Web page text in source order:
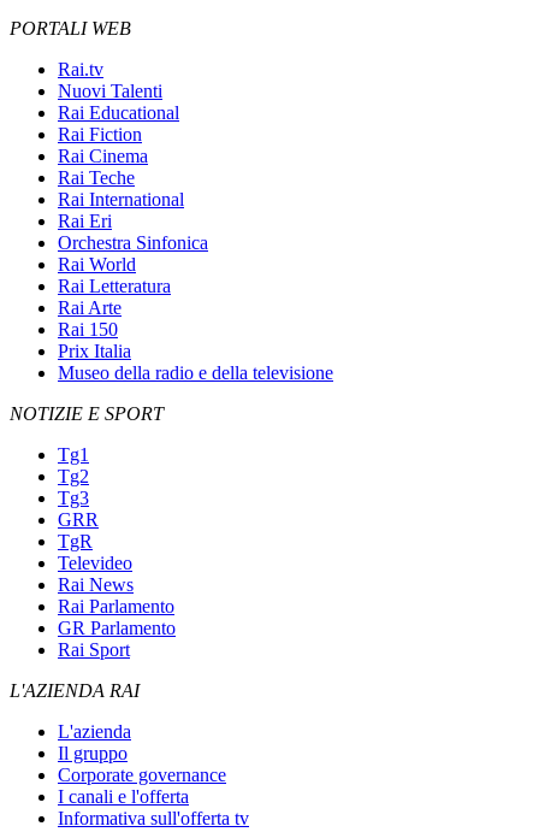
PORTALI WEB
Rai.tv
Nuovi Talenti
Rai Educational
Rai Fiction
Rai Cinema
Rai Teche
Rai International
Rai Eri
Orchestra Sinfonica
Rai World
Rai Letteratura
Rai Arte
Rai 150
Prix Italia
Museo della radio e della televisione
NOTIZIE E SPORT
Tg1
Tg2
Tg3
GRR
TgR
Televideo
Rai News
Rai Parlamento
GR Parlamento
Rai Sport
L'AZIENDA RAI
L'azienda
Il gruppo
Corporate governance
I canali e l'offerta
Informativa sull'offerta tv